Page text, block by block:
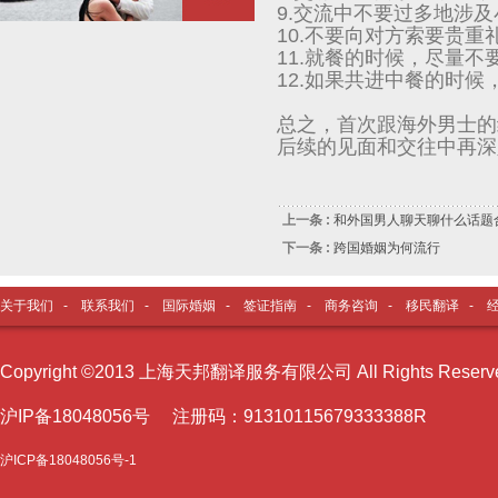
9.交流中不要过多地涉
10.不要向对方索要贵重
11.就餐的时候，尽量不
12.如果共进中餐的时候
总之，首次跟海外男士
后续的见面和交往中再
上一条 : 和外国男人聊天聊什么话题
下一条 : 跨国婚姻为何流行
关于我们 - 联系我们 - 国际婚姻 - 签证指南 - 商务咨询 - 移民翻译 -
Copyright ©2013 上海天邦翻译服务有限公司 All Rights
沪I P备18048056号 注册码：91310115679333388R
沪ICP备18048056号-1